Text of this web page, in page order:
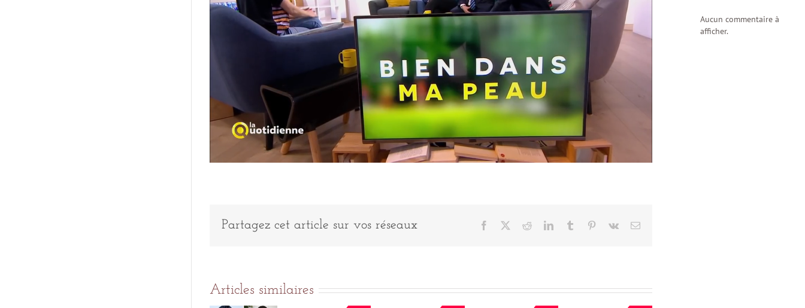
Partagez cet article sur vos réseaux Facebook RedditLinkedInTumblr Pinterest
Vk Email
Articles similaires
Aucun commentaire à
afficher.